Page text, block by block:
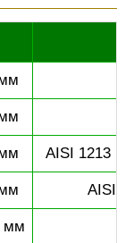
AISI 1213
AISI
мм